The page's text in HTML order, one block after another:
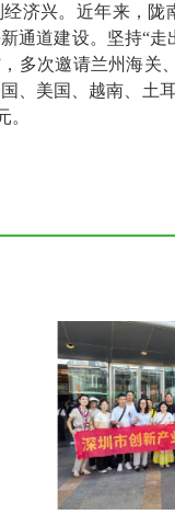
兴。近年来，陇
通道建设。坚持“
多次邀请兰州海关
、美国、越南、土
。